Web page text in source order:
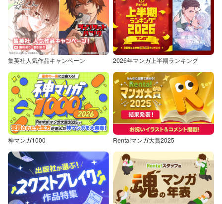
集英社人気作品キャンペーン 2026年マンガ上半期ランキング
神マンガ1000 Renta!マンガ大賞2025